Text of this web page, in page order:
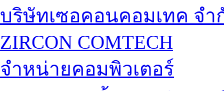
บริษัทเซอคอนคอมเทค จำ
ZIRCON COMTECH
จำหน่ายคอมพิวเตอร์